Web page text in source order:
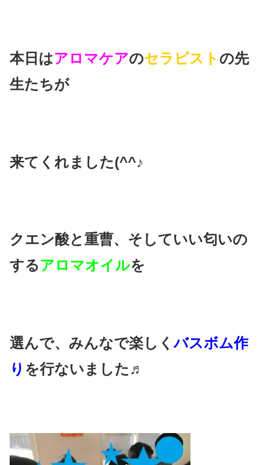
本日はアロマケアのセラピスト の先
生たちが
来てくれました(^^♪
クエン酸と重曹、そしていい匂いの
するアロマオイルを
選んで、みんなで楽しくバスボム作
り を行ないました♬